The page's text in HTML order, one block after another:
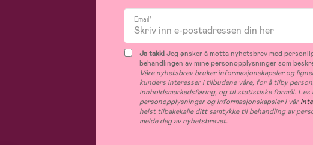
Email*
Ja takk!Jeg ønsker å motta nyhetsbrev med
behandlingen av mine personopplysninger som
Våre nyhetsbrev bruker informasjonskapsler og
kunders interesser i tilbudene våre, for å tilby
innholdsmarkedsføring, og til statistiske formål.
personopplysninger og informasjonskapsler i vår
helst tilbakekalle ditt samtykke til behandling av
melde deg av nyhetsbrevet.